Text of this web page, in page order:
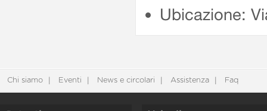
Ubicazione:
Chi siamo Eventi News e circolari Assistenza Faq